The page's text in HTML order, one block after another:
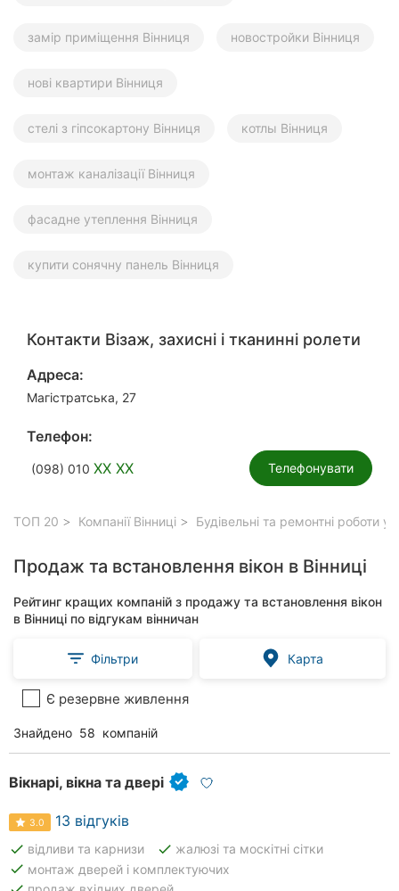
замір приміщення Вінниця новостройки Вінниця
нові квартири Вінниця
стелі з гіпсокартону Вінниця котлы Вінниця
монтаж каналізації Вінниця
фасадне утеплення Вінниця
купити сонячну панель Вінниця
Контакти Візаж, захисні і тканинні ролети
Адреса:
Магістратська, 27
Телефон:
(098) 010 XX XX Телефонувати
ТОП 20 Компанії Вінниці Будівельні та ремонтні роботи у
Продаж та встановлення вікон в Вінниці
Рейтинг кращих компаній з продажу та встановлення вікон
в Вінниці по відгукам вінничан
Фільтри Карта
Є резервне живлення
Знайдено 58 компаній
Вікнарі, вікна та двері
3.0 13 відгуків
done відливи та карнизи done жалюзі та москітні сітки
done монтаж дверей і комплектуючих